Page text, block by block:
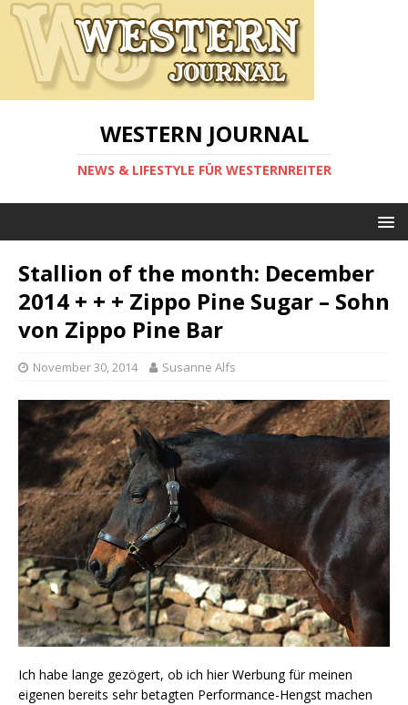
WESTERN JOURNAL
NEWS & LIFESTYLE FÜR WESTERNREITER
Stallion of the month: December
2014 + + + Zippo Pine Sugar – Sohn
von Zippo Pine Bar
November 30, 2014 Susanne Alfs
Ich habe lange gezögert, ob ich hier Werbung für meinen
eigenen bereits sehr betagten Performance-Hengst machen